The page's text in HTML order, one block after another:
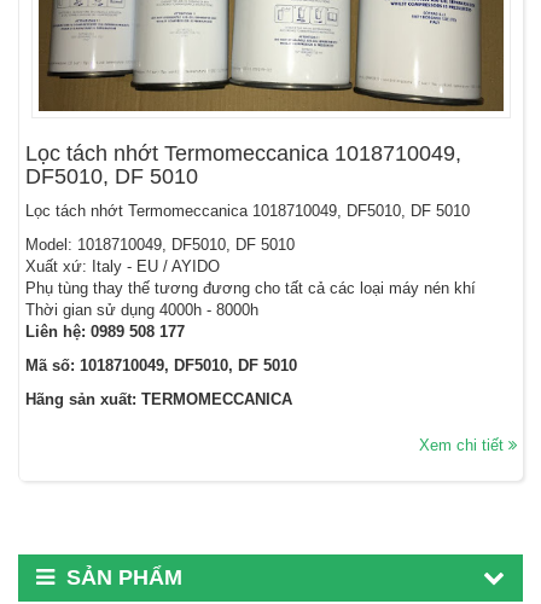
Lọc tách nhớt Termomeccanica 1018710049,
DF5010, DF 5010
Lọc tách nhớt Termomeccanica 1018710049, DF5010, DF 5010
Model: 1018710049, DF5010, DF 5010
Xuất xứ: Italy - EU / AYIDO
Phụ tùng thay thế tương đương cho tất cả các loại máy nén khí
Thời gian sử dụng 4000h - 8000h
Liên hệ: 0989 508 177
Mã số: 1018710049, DF5010, DF 5010
Hãng sản xuất: TERMOMECCANICA
Xem chi tiết
SẢN PHẨM